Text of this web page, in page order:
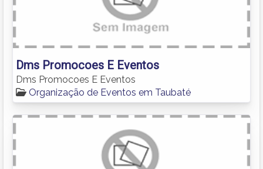
Dms Promocoes E Eventos
Dms Promocoes E Eventos
Organização de Eventos em Taubaté